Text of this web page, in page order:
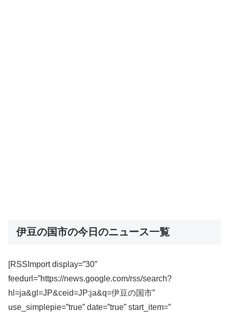
伊豆の国市の今日のニュース一覧
[RSSImport display=”30″
feedurl=”https://news.google.com/rss/search?
hl=ja&gl=JP&ceid=JP:ja&q=伊豆の国市”
use_simplepie=”true” date=”true” start_item=”